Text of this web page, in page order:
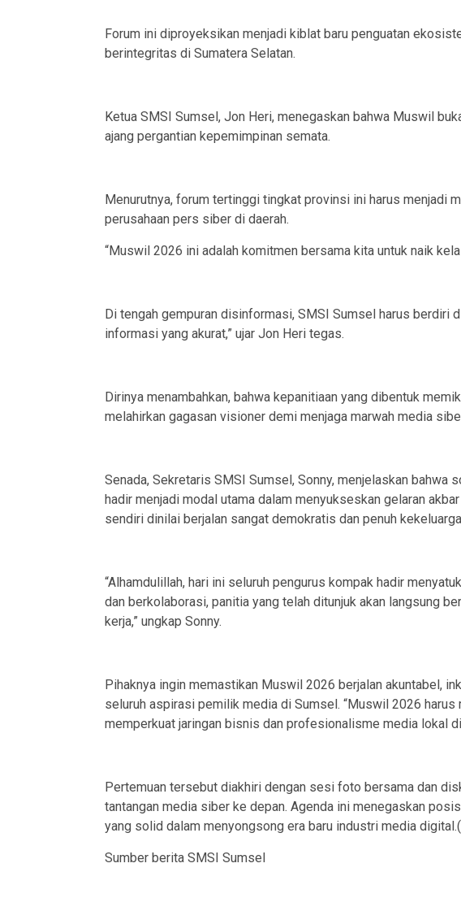
Forum ini diproyeksikan menjadi kiblat baru penguatan
berintegritas di Sumatera Selatan.
Ketua SMSI Sumsel, Jon Heri, menegaskan bahwa Muswil
ajang pergantian kepemimpinan semata.
Menurutnya, forum tertinggi tingkat provinsi ini harus menjadi
perusahaan pers siber di daerah.
“Muswil 2026 ini adalah komitmen bersama kita untuk naik
Di tengah gempuran disinformasi, SMSI Sumsel harus berdiri
informasi yang akurat,” ujar Jon Heri tegas.
Dirinya menambahkan, bahwa kepanitiaan yang dibentuk
melahirkan gagasan visioner demi menjaga marwah media
Senada, Sekretaris SMSI Sumsel, Sonny, menjelaskan bahwa
hadir menjadi modal utama dalam menyukseskan gelaran
sendiri dinilai berjalan sangat demokratis dan penuh
“Alhamdulillah, hari ini seluruh pengurus kompak hadir
dan berkolaborasi, panitia yang telah ditunjuk akan langsung
kerja,” ungkap Sonny.
Pihaknya ingin memastikan Muswil 2026 berjalan akuntabel,
seluruh aspirasi pemilik media di Sumsel. “Muswil 2026 harus
memperkuat jaringan bisnis dan profesionalisme media lokal di
Pertemuan tersebut diakhiri dengan sesi foto bersama dan
tantangan media siber ke depan. Agenda ini menegaskan
yang solid dalam menyongsong era baru industri media
Sumber berita SMSI Sumsel